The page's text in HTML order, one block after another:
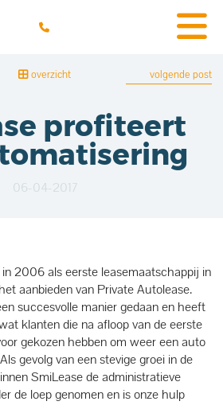
overzicht volgende post
profiteert
06-04-2017
in 2006 als eerste leasemaatschappij in
aanbieden van Private Autolease.
succesvolle manier gedaan en heeft
klanten die na afloop van de eerste
gekozen hebben om weer een auto
gevolg van een stevige groei in de
SmiLease de administratieve
de loep genomen en is onze hulp